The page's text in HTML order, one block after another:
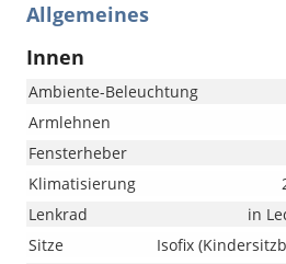
Allgemeines
Innen
Ambiente-Beleuchtung
Armlehnen
Fensterheber
Klimatisierung
Lenkrad
in
Sitze
Isofix